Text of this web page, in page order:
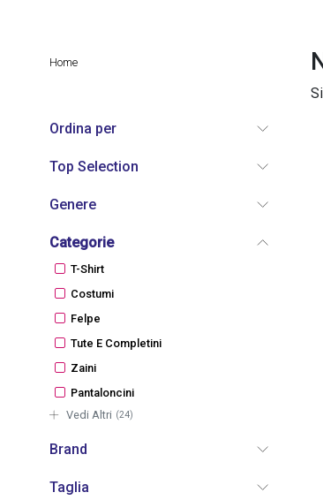
Home
Ordina per
Top Selection
Genere
Categorie
T-Shirt
Costumi
Felpe
Tute E Completini
Zaini
Pantaloncini
Vedi Altri (24)
Brand
Taglia